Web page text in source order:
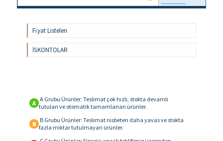
Fiyat Listeleri
İSKONTOLAR
A A Grubu Ürünler: Teslimat çok hızlı, stokta devamlı
tutulan ve otomatik tamamlanan ürünler.
B B Grubu Ürünler: Teslimat nisbeten daha yavas ve stokta
fazla miktar tutulmayan ürünler.